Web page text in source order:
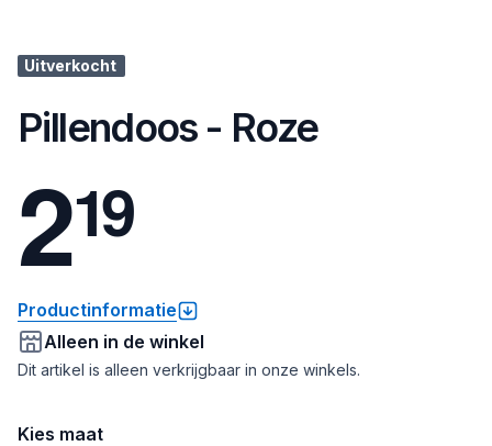
Uitverkocht
Pillendoos - Roze
219
Productinformatie
Alleen in de winkel
Dit artikel is alleen verkrijgbaar in onze winkels.
Kies maat